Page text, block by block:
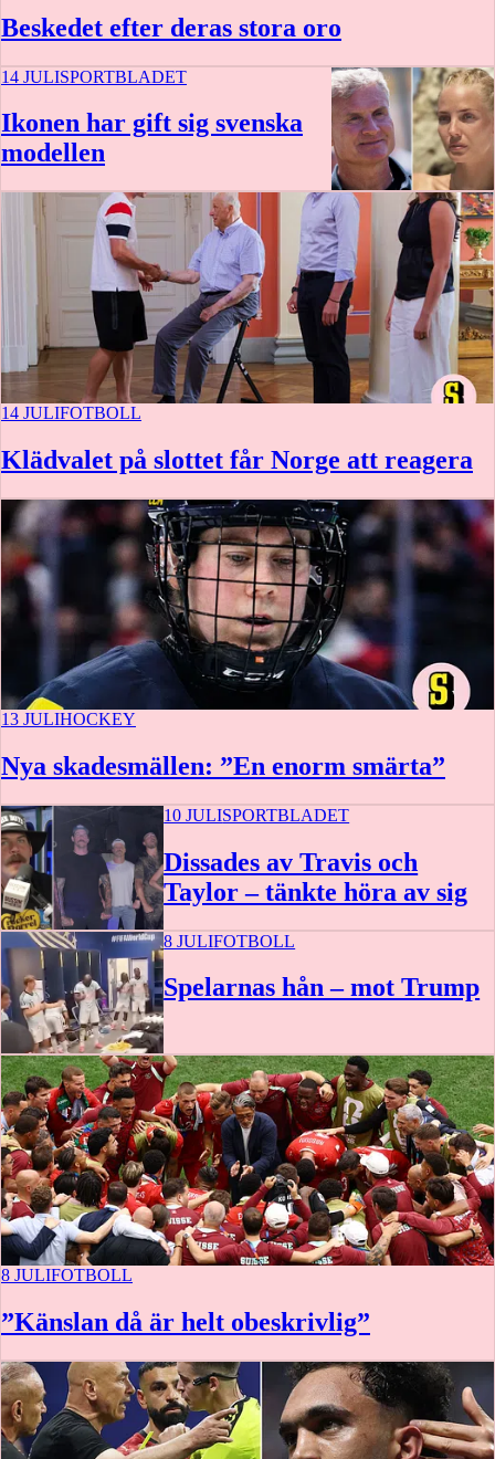
Beskedet efter deras stora oro
14 JULISPORTBLADET
Ikonen har gift sig svenska
modellen
14 JULIFOTBOLL
Klädvalet på slottet får Norge att reagera
13 JULIHOCKEY
Nya skadesmällen: ”En enorm smärta”
10 JULISPORTBLADET
Dissades av Travis och
Taylor – tänkte höra av sig
8 JULIFOTBOLL
Spelarnas hån – mot Trump
8 JULIFOTBOLL
”Känslan då är helt obeskrivlig”